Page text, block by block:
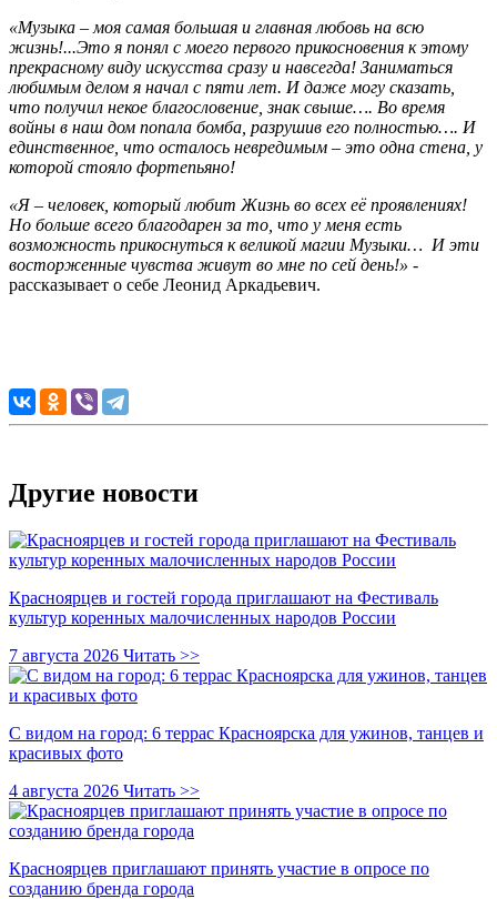
«Музыка – моя самая большая и главная любовь на всю
жизнь!...Это я понял с моего первого прикосновения к этому
прекрасному виду искусства сразу и навсегда! Заниматься
любимым делом я начал с пяти лет. И даже могу сказать,
что получил некое благословение, знак свыше…. Во время
войны в наш дом попала бомба, разрушив его полностью…. И
единственное, что осталось невредимым – это одна стена, у
которой стояло фортепьяно!
«Я – человек, который любит Жизнь во всех её проявлениях!
Но больше всего благодарен за то, что у меня есть
возможность прикоснуться к великой магии Музыки… И эти
восторженные чувства живут во мне по сей день!» -
рассказывает о себе Леонид Аркадьевич.
Другие новости
Красноярцев и гостей города приглашают на Фестиваль
культур коренных малочисленных народов России
7 августа 2026 Читать >>
С видом на город: 6 террас Красноярска для ужинов, танцев и
красивых фото
4 августа 2026 Читать >>
Красноярцев приглашают принять участие в опросе по
созданию бренда города